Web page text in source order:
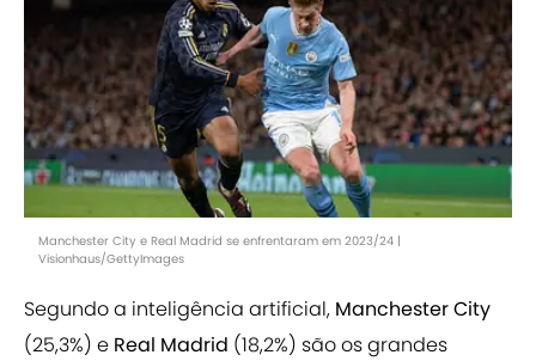
Manchester City e Real Madrid se enfrentaram em 2023/24 |
Visionhaus/GettyImages
Segundo a inteligência artificial, Manchester City
(25,3%) e Real Madrid (18,2%) são os grandes